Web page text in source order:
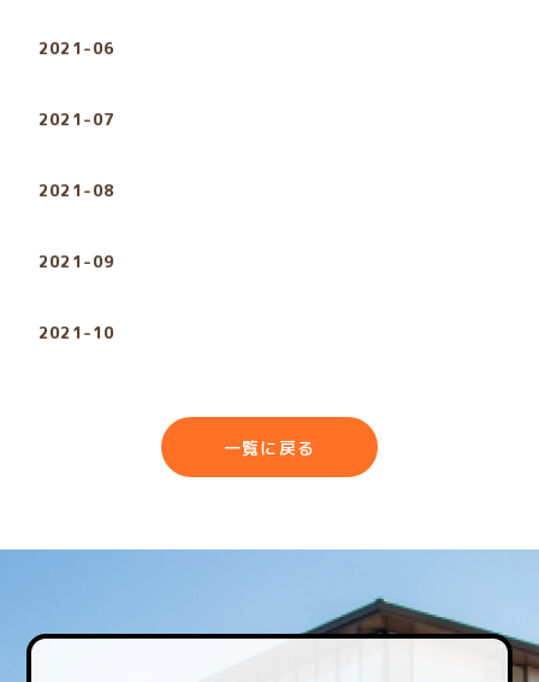
2021-06
2021-07
2021-08
2021-09
2021-10
一覧に戻る